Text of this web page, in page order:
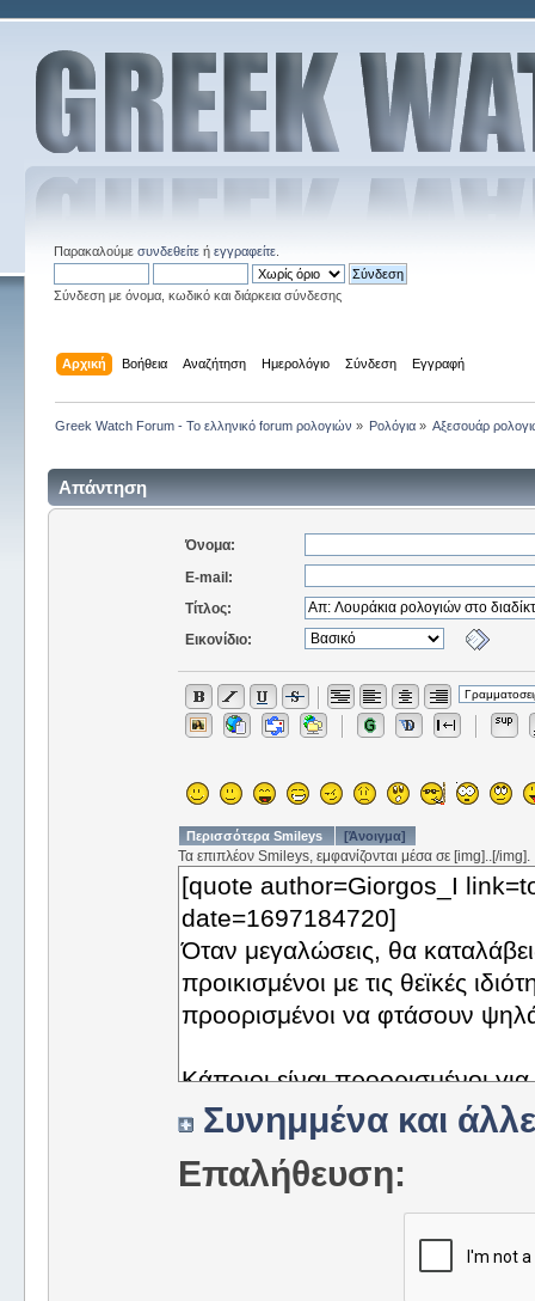
Παρακαλούμε συνδεθείτεή εγγραφείτε.
Σύνδεση με όνομα, κωδικό και διάρκεια σύνδεσης
Αρχική Βοήθεια Αναζήτηση Ημερολόγιο Σύνδεση Εγγραφή
Greek Watch Forum - Το ελληνικό forum ρολογιών » Ρολόγια » Αξεσουάρ
Απάντηση
Όνομα:
E-mail:
Τίτλος:
Εικονίδιο:
Περισσότερα Smileys [Άνοιγμα]
Τα επιπλέον Smileys, εμφανίζονται μέσα σε [img]..[/img].
Συνημμένα και
Επαλήθευση: